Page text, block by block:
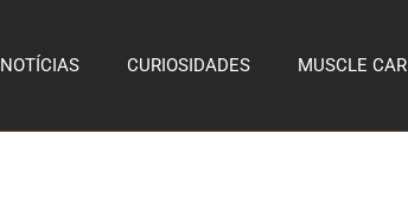
NOTÍCIAS CURIOSIDADES MUSCLE CAR